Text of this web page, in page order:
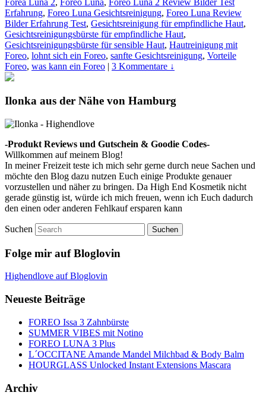
Erfahrung, Foreo Luna Gesichtsreinigung, Foreo Luna Review
Bilder Erfahrung Test, Gesichtsreinigung für empfindliche Haut,
Gesichtsreinigungsbürste für empfindliche Haut,
Gesichtsreinigungsbürste für sensible Haut, Hautreinigung mit
Foreo, lohnt sich ein Foreo, sanfte Gesichtsreinigung, Vorteile
Foreo, was kann ein Foreo | 3 Kommentare ↓
Ilonka aus der Nähe von Hamburg
-Produkt Reviews und Gutschein & Goodie Codes-
Willkommen auf meinem Blog!
In meiner Freizeit teste ich mich sehr gerne durch neue Sachen und
möchte den Blog dazu nutzen Euch einige Produkte genauer
vorzustellen und näher zu bringen. Da High End Kosmetik nicht
gerade günstig ist, würde ich mich freuen, wenn ich Euch dadurch
den einen oder anderen Fehlkauf ersparen kann
Suchen
Folge mir auf Bloglovin
Highendlove auf Bloglovin
Neueste Beiträge
FOREO Issa 3 Zahnbürste
SUMMER VIBES mit Notino
FOREO LUNA 3 Plus
L´OCCITANE Amande Mandel Milchbad & Body Balm
HOURGLASS Unlocked Instant Extensions Mascara
Archiv